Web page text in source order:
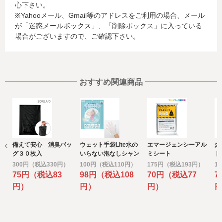
合、これらの情報は当該発行会社が所属する国に移転され
る場合があります。当社では、お客様から収集した情報か
らは、ご利用のカード発行会社及び当該会社が所在する国
を特定することができないため、以下の個人情報保護措置
・発行会社の個人情報保護の措置
なお、個人情報保護委員会のホームページ
(https://www.ppc.go.jp/)では、各国における個人情報保護
制度に関する情報について掲載されています。
お客様が未成年の場合、親権者または後見人の承諾を得た
上で、本サービスを利用するものとします。
e) 個人情報の取扱いの委託について
取得した個人情報の取扱いの全部又は、一部を委託するこ
とがあります。
その場合には、当社において最善の考慮を行います。
心下さい。
※Yahooメール、Gmail等のアドレスをご利用の場合、メール
が「迷惑メールボックス」、「削除ボックス」に入っている
場合がございますので、ご確認下さい。
おすすめ関連商品
備えて安心 消臭バッ
グ３０枚入
300円（税込330円）
75円（税込83
円）
ウェット手袋Lite水の
いらない泡なしシャン
プー1枚
100円（税込110円）
98円（税込108
円）
エマージェンシーアル
ミシート
175円（税込193円）
70円（税込77
円）
エ